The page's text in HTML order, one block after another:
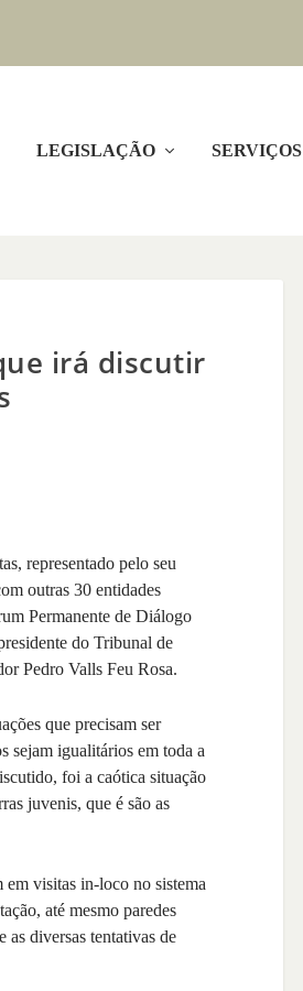
LEGISLAÇÃO SERVIÇOS
irá discutir
representado pelo seu
outras 30 entidades
Permanente de Diálogo
do Tribunal de
Pedro Valls Feu Rosa.
que precisam ser
sejam igualitários em toda a
foi a caótica situação
juvenis, que é são as
visitas in-loco no sistema
até mesmo paredes
as diversas tentativas de